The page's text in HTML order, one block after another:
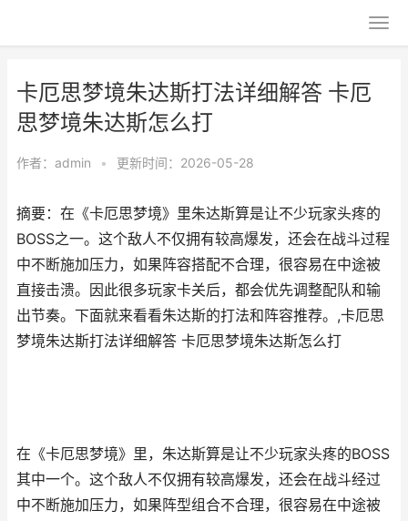
卡厄思梦境朱达斯打法详细解答 卡厄
思梦境朱达斯怎么打
作者： admin • 更新时间：2026-05-28
摘要：在《卡厄思梦境》里朱达斯算是让不少玩家头疼的
BOSS之一。这个敌人不仅拥有较高爆发，还会在战斗过程
中不断施加压力，如果阵容搭配不合理，很容易在中途被
直接击溃。因此很多玩家卡关后，都会优先调整配队和输
出节奏。下面就来看看朱达斯的打法和阵容推荐。,卡厄思
梦境朱达斯打法详细解答 卡厄思梦境朱达斯怎么打
在《卡厄思梦境》里，朱达斯算是让不少玩家头疼的BOSS
其中一个。这个敌人不仅拥有较高爆发，还会在战斗经过
中不断施加压力，如果阵型组合不合理，很容易在中途被